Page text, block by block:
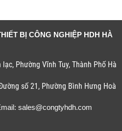
BỊ CÔNG NGHIỆP HDH HÀ
lạc, Phường Vĩnh Tuy, Thành Phố Hà
số 21, Phường Bình Hưng Hoà
sales@congtyhdh.com